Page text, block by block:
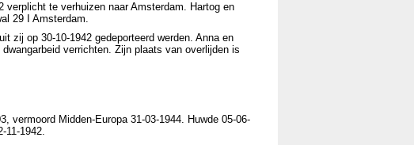
verplicht te verhuizen naar Amsterdam. Hartog en
29 I Amsterdam.
zij op 30-10-1942 gedeporteerd werden. Anna en
verrichten. Zijn plaats van overlijden is
vermoord Midden-Europa 31-03-1944. Huwde 05-06-
11-1942.